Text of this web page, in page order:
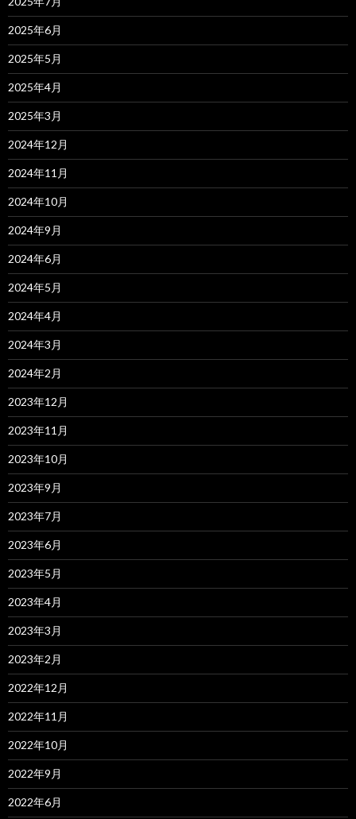
2025年6月
2025年5月
2025年4月
2025年3月
2024年12月
2024年11月
2024年10月
2024年9月
2024年6月
2024年5月
2024年4月
2024年3月
2024年2月
2023年12月
2023年11月
2023年10月
2023年9月
2023年7月
2023年6月
2023年5月
2023年4月
2023年3月
2023年2月
2022年12月
2022年11月
2022年10月
2022年9月
2022年6月